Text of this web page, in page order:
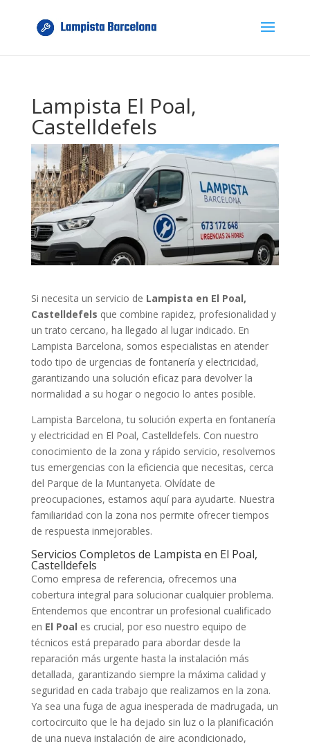
Lampista El Poal,
Castelldefels
Si necesita un servicio de Lampista en El Poal,
Castelldefels que combine rapidez, profesionalidad y
un trato cercano, ha llegado al lugar indicado. En
Lampista Barcelona, somos especialistas en atender
todo tipo de urgencias de fontanería y electricidad,
garantizando una solución eficaz para devolver la
normalidad a su hogar o negocio lo antes posible.
Lampista Barcelona, tu solución experta en fontanería
y electricidad en El Poal, Castelldefels. Con nuestro
conocimiento de la zona y rápido servicio, resolvemos
tus emergencias con la eficiencia que necesitas, cerca
del Parque de la Muntanyeta. Olvídate de
preocupaciones, estamos aquí para ayudarte. Nuestra
familiaridad con la zona nos permite ofrecer tiempos
de respuesta inmejorables.
Servicios Completos de Lampista en El Poal,
Castelldefels
Como empresa de referencia, ofrecemos una
cobertura integral para solucionar cualquier problema.
Entendemos que encontrar un profesional cualificado
en El Poal es crucial, por eso nuestro equipo de
técnicos está preparado para abordar desde la
reparación más urgente hasta la instalación más
detallada, garantizando siempre la máxima calidad y
seguridad en cada trabajo que realizamos en la zona.
Ya sea una fuga de agua inesperada de madrugada, un
cortocircuito que le ha dejado sin luz o la planificación
de una nueva instalación de aire acondicionado,